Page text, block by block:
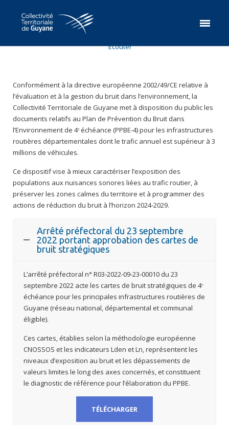
Ecouter
Conformément à la directive européenne 2002/49/CE relative à
l’évaluation et à la gestion du bruit dans l’environnement, la
Collectivité Territoriale de Guyane met à disposition du public les
documents relatifs au Plan de Prévention du Bruit dans
l’Environnement de 4ᵉ échéance (PPBE-4) pour les infrastructures
routières départementales dont le trafic annuel est supérieur à 3
millions de véhicules.
Ce dispositif vise à mieux caractériser l’exposition des
populations aux nuisances sonores liées au trafic routier, à
préserver les zones calmes du territoire et à programmer des
actions de réduction du bruit à l’horizon 2024‑2029.
Arrêté préfectoral du 23 septembre
2022 portant approbation des cartes de
bruit stratégiques
L’arrêté préfectoral n° R03‑2022‑09‑23‑00010 du 23
septembre 2022 acte les cartes de bruit stratégiques de 4ᵉ
échéance pour les principales infrastructures routières de
Guyane (réseau national, départemental et communal
éligible).
Ces cartes, établies selon la méthodologie européenne
CNOSSOS et les indicateurs Lden et Ln, représentent les
niveaux d’exposition au bruit et les dépassements de
valeurs limites le long des axes concernés, et constituent
le diagnostic de référence pour l’élaboration du PPBE.
TÉLÉCHARGER